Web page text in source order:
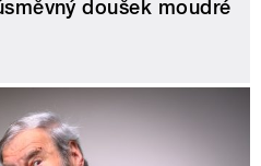
doušek moudré